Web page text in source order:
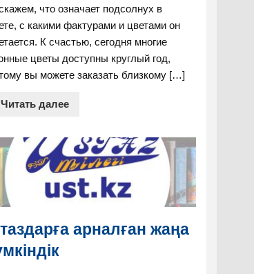
что означает подсолнух в
с какими фактурами и цветами он
К счастью, сегодня многие
цветы доступны круглый год,
вы можете заказать близкому […]
далее
арналған жаңа